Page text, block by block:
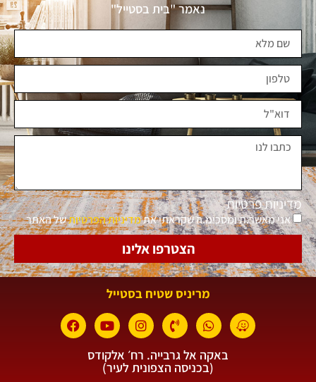
נאמר "בית בסטייל"
מדיניות פרטיות
אני מאשר.ת ומסכימ.ה שקראתי אתמדיניות הפרטיותשל האתר
הצטרפו אלינו
מריניס שטיח בסטייל
באקה אל גרבייה. רח׳ אלקודס
(בכניסה הצפונית לעיר)